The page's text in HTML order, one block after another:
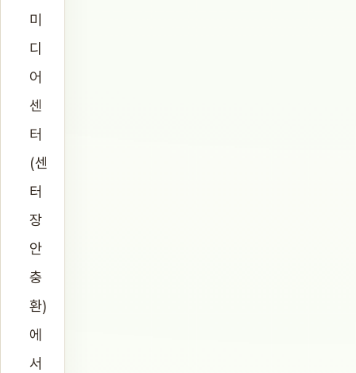
미
디
어
센
터
(센
터
장
안
충
환)
에
서